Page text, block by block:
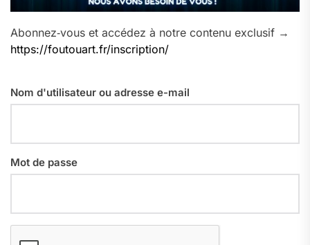
Abonnez‑vous et accédez à notre contenu exclusif →
https://foutouart.fr/inscription/
Nom d'utilisateur ou adresse e-mail
Mot de passe